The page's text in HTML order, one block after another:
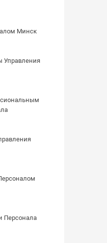
Минск
Управления
Персонала